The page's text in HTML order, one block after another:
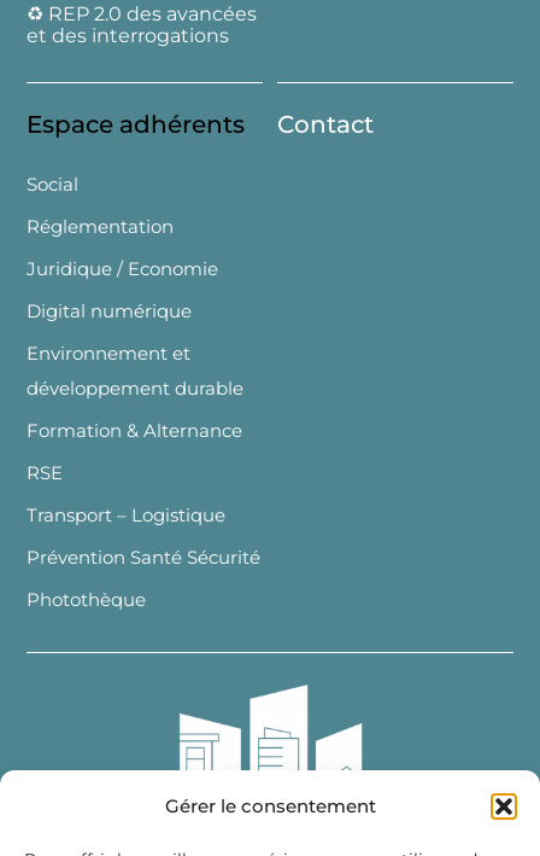
Gérer le consentement
♻️ REP 2.0 des avancées
et des interrogations
Espace adhérents
Social
Réglementation
Juridique / Economie
Digital numérique
Environnement et
développement durable
Formation & Alternance
RSE
Transport – Logistique
Prévention Santé Sécurité
Photothèque
Contact